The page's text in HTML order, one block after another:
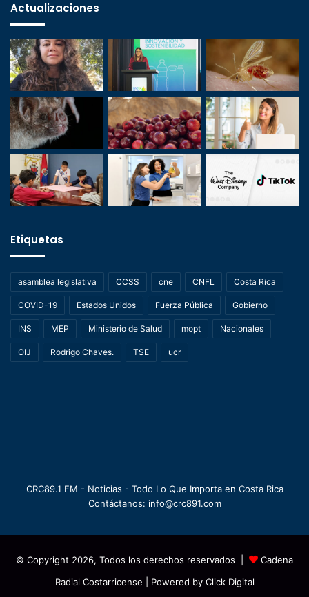
Actualizaciones
Etiquetas
asamblea legislativa CCSS cne CNFL Costa Rica
COVID-19 Estados Unidos Fuerza Pública Gobierno
INS MEP Ministerio de Salud mopt Nacionales
OIJ Rodrigo Chaves. TSE ucr
CRC89.1 FM - Noticias - Todo Lo Que Importa en Costa Rica
Contáctanos: info@crc891.com
© Copyright 2026, Todos los derechos reservados |
Cadena
Radial Costarricense | Powered by Click Digital